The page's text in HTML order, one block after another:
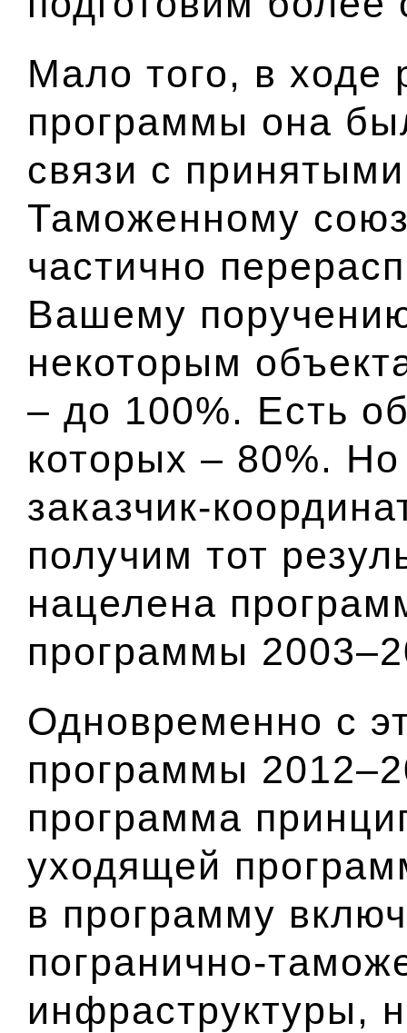
Мало того, в ходе
программы она
связи с
Таможенному
частично
Вашему
некоторым
– до 100%. Есть
которых – 80%.
заказчик-
получим тот
нацелена
программы
Одновременно с
программы
программа
уходящей
в программу
погранично-
инфраструктуры,